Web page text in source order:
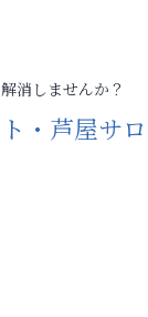
消しませんか？
・芦屋サ